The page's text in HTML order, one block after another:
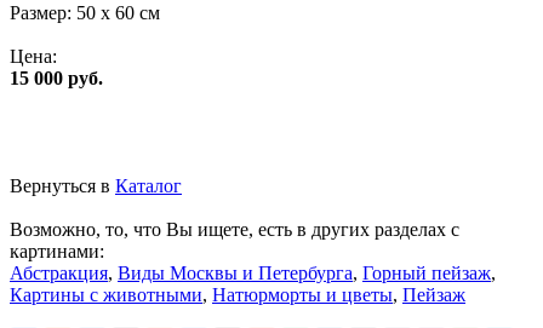
Размер: 50 x 60 см
Цена:
15 000 руб.
Вернуться в Каталог
Возможно, то, что Вы ищете, есть в других разделах с
картинами:
Абстракция, Виды Москвы и Петербурга, Горный пейзаж,
Картины с животными, Натюрморты и цветы, Пейзаж